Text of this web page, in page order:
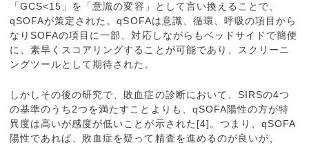
「GCS<15」を「意識の変容」として言い換えることで、
qSOFAが策定された。qSOFAは意識、循環、呼吸の項目から
なりSOFAの項目に一部、対応しながらもベッドサイドで簡便
に、素早くスコアリングすることが可能であり、スクリーニ
ングツールとして期待された。
しかしその後の研究で、敗血症の診断において、SIRSの4つ
の基準のうち2つを満たすことよりも、qSOFA陽性の方が特
異度は高いが感度が低いことが示された[4]。つまり、qSOFA
陽性であれば、敗血症を疑って精査を進めるのが良いが、